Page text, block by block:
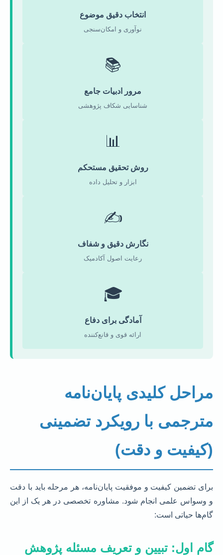
انتخاب دقیق موضوع
نوآوری و امکان‌سنجی
📚
مرور ادبیات جامع
شناسایی شکاف پژوهشی
📊
روش تحقیق مستحکم
ابزار و تحلیل داده
✍️
نگارش دقیق و شفاف
رعایت اصول آکادمیک
🎓
آمادگی برای دفاع
ارائه قوی و قانع‌کننده
مراحل کلیدی پایان‌نامه
مترجمی با رویکرد تضمینی
(کیفیت و دقت)
برای تضمین کیفیت و موفقیت پایان‌نامه، هر مرحله باید با دقت
و وسواس علمی انجام شود. مشاوره تخصصی در هر یک از این
گام‌ها حیاتی است:
گام اول: تبیین و تعریف مسئله پژوهش